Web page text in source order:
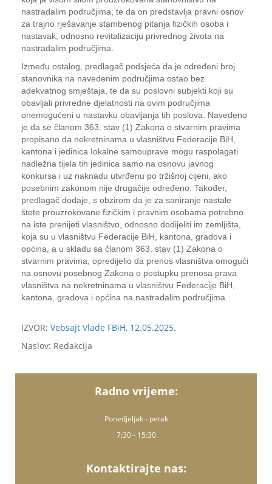
nastradalim područjima, te da on predstavlja pravni osnov
za trajno rješavanje stambenog pitanja fizičkih osoba i
nastavak, odnosno revitalizaciju privrednog života na
nastradalim područjima.
Između ostalog, predlagač podsjeća da je određeni broj
stanovnika na navedenim područjima ostao bez
adekvatnog smještaja, te da su poslovni subjekti koji su
obavljali privredne djelatnosti na ovim područjima
onemogućeni u nastavku obavljanja tih poslova. Navedeno
je da se članom 363. stav (1) Zakona o stvarnim pravima
propisano da nekretninama u vlasništvu Federacije BiH,
kantona i jedinica Iokalne samouprave mogu raspolagati
nadležna tijela tih jedinica samo na osnovu javnog
konkursa i uz naknadu utvrđenu po tržišnoj cijeni, ako
posebnim zakonom nije drugačije određeno. Također,
predlagač dodaje, s obzirom da je za saniranje nastale
štete prouzrokovane fizičkim i pravnim osobama potrebno
na iste prenijeti vlasništvo, odnosno dodijeliti im zemljišta,
koja su u vlasništvu Federacije BiH, kantona, gradova i
općina, a u skladu sa članom 363. stav (1) Zakona o
stvarnim pravima, opredijelio da prenos vlasništva omogući
na osnovu posebnog Zakona o postupku prenosa prava
vlasništva na nekretninama u vlasništvu Federacije BiH,
kantona, gradova i općina na nastradalim područjima.
IZVOR: Vebsajt Vlade FBiH, 12.05.2025.
Naslov: Redakcija
Radno vrijeme:
Ponedjeljak - petak
7:30 - 15:30
Kontaktirajte nas: